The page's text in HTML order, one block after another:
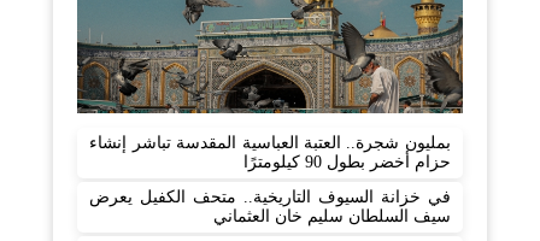
بمليون شجرة.. العتبة العباسية المقدسة تباشر إنشاء
حزام أخضر بطول 90 كيلومترًا
في خزانة السيوف التاريخية.. متحف الكفيل يعرض
سيف السلطان سليم خان العثماني